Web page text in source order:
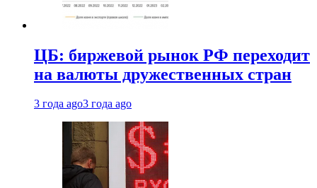
ЦБ: биржевой рынок РФ переходит
на валюты дружественных стран
3 года ago3 года ago